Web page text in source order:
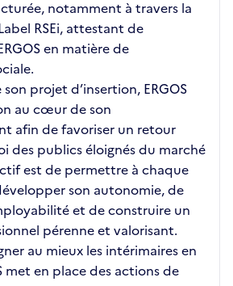
notamment à travers la
RSEi, attestant de
en matière de
projet d’insertion, ERGOS
au cœur de son
afin de favoriser un retour
des publics éloignés du marché
est de permettre à chaque
son autonomie, de
et de construire un
pérenne et valorisant.
au mieux les intérimaires en
met en place des actions de